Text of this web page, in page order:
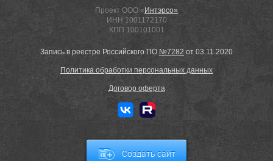
Проект ООО « Интэрсо»
ИНН 1001172170
КПП 100101001
Запись в реестре Российского ПО №7282 от 03.11.2020
Политика обработки персональных данных
Договор оферта
Создать сайт